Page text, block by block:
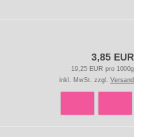
3,85 EUR
19,25 EUR pro 1000g
inkl. MwSt. zzgl. Versand